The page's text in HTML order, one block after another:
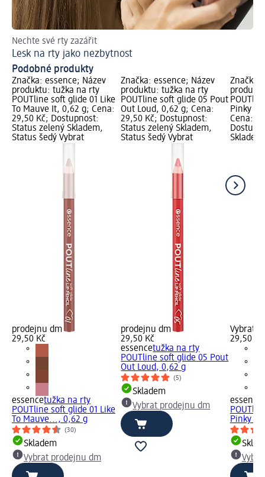
Nechte své rty zazářit
Lesk na rty jako nezbytnost
Podobné produkty
Značka: essence; Název
produktu: tužka na rty
POUTline soft glide 01 Like
To Mauve It, 0,62 g; Cena:
29,50 Kč; Dostupnost:
Status zelený Skladem,
Status šedý Vybrat
prodejnu dm
29,50 Kč
essencetužka na rty
POUTline soft glide 01 Like
To Mauve..., 0,62 g
(30)
Skladem
Vybrat prodejnu dm
Značka: essence; Název
produktu: tužka na rty
POUTline soft glide 05 Pout
Out Loud, 0,62 g; Cena:
29,50 Kč; Dostupnost:
Status zelený Skladem,
Status šedý Vybrat
prodejnu dm
29,50 Kč
essencetužka na rty
POUTline soft glide 05 Pout
Out Loud, 0,62 g
(5)
Skladem
Vybrat prodejnu dm
Značka:
Pinky
Cena:
Vybrat
29,50 Kč
essence
Pinky